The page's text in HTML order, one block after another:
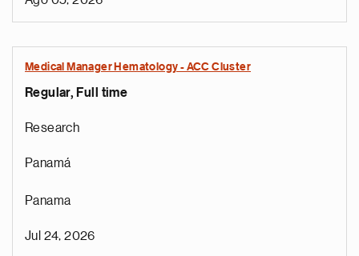
Medical Manager Hematology - ACC Cluster
Regular, Full time
Research
Panamá
Panama
Jul 24, 2026